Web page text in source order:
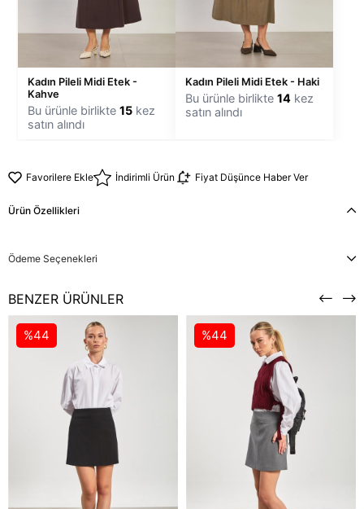
Kadın Pileli Midi Etek -
Kahve
Bu ürünle birlikte 15 kez
satın alındı
Kadın Pileli Midi Etek - Haki
Bu ürünle birlikte 14kez
satın alındı
Favorilere Ekle İndirimli Ürün Fiyat Düşünce Haber Ver
Ürün Özellikleri
Ödeme Seçenekleri
BENZER ÜRÜNLER
%44 %44